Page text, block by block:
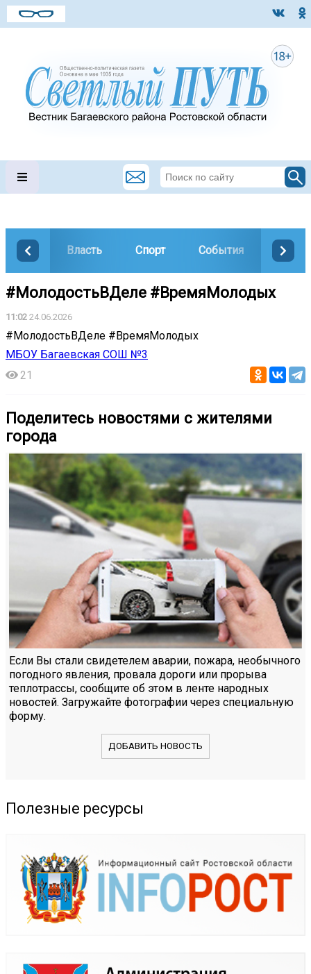
Власть Спорт События
#МолодостьВДеле #ВремяМолодых
11:02 24.06.2026
#МолодостьВДеле #ВремяМолодых
МБОУ Багаевская СОШ №3
21
Поделитесь новостями с жителями
города
Если Вы стали свидетелем аварии, пожара, необычного
погодного явления, провала дороги или прорыва
теплотрассы, сообщите об этом в ленте народных
новостей. Загружайте фотографии через специальную
форму.
ДОБАВИТЬ НОВОСТЬ
Полезные ресурсы